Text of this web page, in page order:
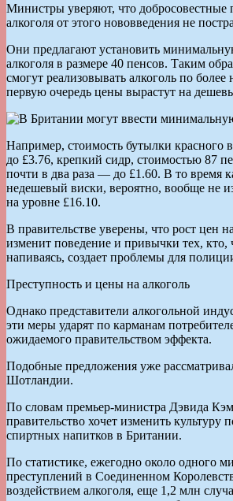
Министры уверяют, что добросовестные
алкоголя от этого нововведения не
Они предлагают установить
алкоголя в размере 40 пенсов. Таким
смогут реализовывать алкоголь по более
первую очередь цены вырастут на
Например, стоимость бутылки красного
до £3.76, крепкий сидр, стоимостью 87
почти в два раза — до £1.60. В то время
недешевый виски, вероятно, вообще не
на уровне £16.10.
В правительстве уверены, что рост цен
изменит поведение и привычки тех, кто,
напиваясь, создает проблемы для
Преступность и цены на алкоголь
Однако представители алкогольной
эти меры ударят по карманам
ожидаемого правительством эффекта.
Подобные предложения уже
Шотландии.
По словам премьер-министра Дэвида
правительство хочет изменить культуру
спиртных напитков в Британии.
По статистике, ежегодно около одного
преступлений в Соединенном
воздействием алкоголя, еще 1,2 млн